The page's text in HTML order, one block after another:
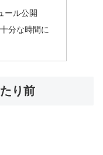
ール公開
分な時間に
り前